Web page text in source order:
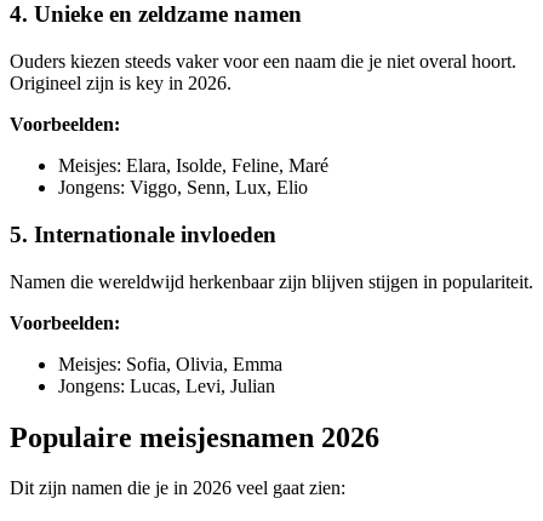
4. Unieke en zeldzame namen
Ouders kiezen steeds vaker voor een naam die je niet overal hoort.
Origineel zijn is key in 2026.
Voorbeelden:
Meisjes: Elara, Isolde, Feline, Maré
Jongens: Viggo, Senn, Lux, Elio
5. Internationale invloeden
Namen die wereldwijd herkenbaar zijn blijven stijgen in populariteit.
Voorbeelden:
Meisjes: Sofia, Olivia, Emma
Jongens: Lucas, Levi, Julian
Populaire meisjesnamen 2026
Dit zijn namen die je in 2026 veel gaat zien: